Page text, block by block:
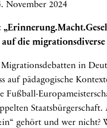
November 2024
die migrationsdiverse
in
auf pädagogische
Fußball-
Staatsbürgerschaft.
gehört und wer nicht?